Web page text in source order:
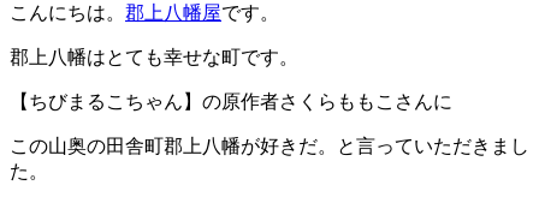
こんにちは。 郡上八幡屋です。
郡上八幡はとても幸せな町です。
【ちびまるこちゃん】の原作者さくらももこさんに
この山奥の田舎町郡上八幡が好きだ。と言っていただきまし
た。